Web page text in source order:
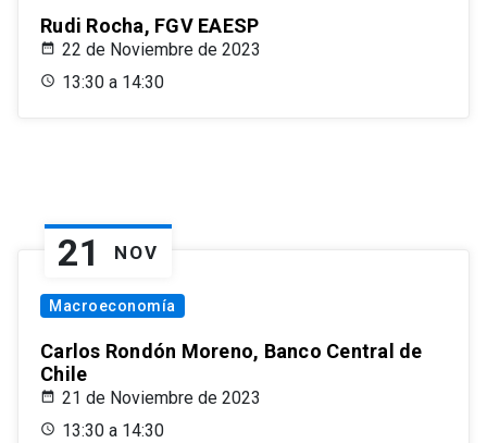
Rudi Rocha, FGV EAESP
22 de Noviembre de 2023
13:30 a 14:30
21 NOV
Macroeconomía
Carlos Rondón Moreno, Banco Central de
Chile
21 de Noviembre de 2023
13:30 a 14:30